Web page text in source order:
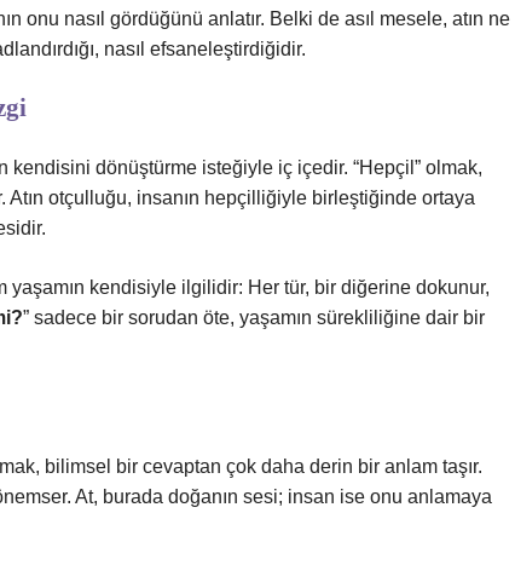
onu nasıl gördüğünü anlatır. Belki de asıl mesele, atın ne
nasıl efsaneleştirdiğidir.
kendisini dönüştürme isteğiyle iç içedir. “Hepçil” olmak,
otçulluğu, insanın hepçilliğiyle birleştiğinde ortaya
yaşamın kendisiyle ilgilidir: Her tür, bir diğerine dokunur,
” sadece bir sorudan öte, yaşamın sürekliliğine dair bir
bilimsel bir cevaptan çok daha derin bir anlam taşır.
At, burada doğanın sesi; insan ise onu anlamaya